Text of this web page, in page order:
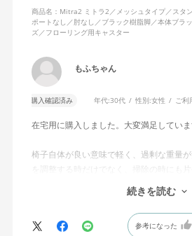
商品名：Mitra2 ミトラ2／メッシュタイプ／スタ
ポートなし／肘なし／ブラック樹脂脚／本体ブラ
ズ／フローリング用キャスター
もふちゃん
購入確認済み 年代:30代 性別:女性 ご利
在宅用に購入しました。大変満足していま
椅子自体が良い意味で軽く、過剰な重量
を調整する時だけでなく、掃除の時にも
で、ストレスを感じません。
背中はメッシュ素材でハリがあり、沈み
に入っています。色も画像通りのアッシ
色になっています。
続きを読む
参考になった